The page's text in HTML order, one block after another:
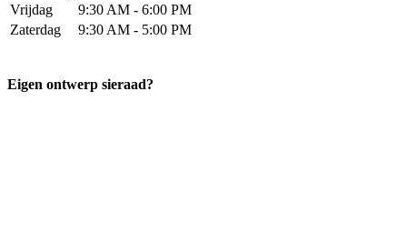
Vrijdag
9:30 AM - 6:00 PM
Zaterdag
9:30 AM - 5:00 PM
Eigen ontwerp sieraad?